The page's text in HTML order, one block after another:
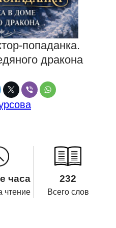
попаданка.
дракона
часа
чтение
232
Всего слов